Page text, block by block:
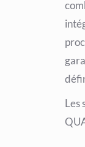
Les